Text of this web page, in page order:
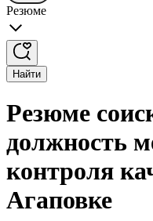
Резюме
Найти
Резюме
должность
контроля
Агаповке